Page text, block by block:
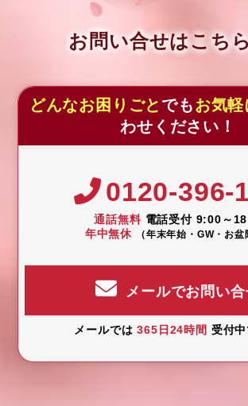
お問い合せはこち
どんなお困りごと でもお気軽
わせください！
0120-396-
通話無料 電話受付 9:00～
年中無休
（年末年始・GW・お盆
メールでお問い
メールでは 365日24時間 受付中